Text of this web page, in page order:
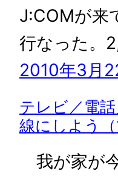
J:COMが来
行なった。
2010年3月
テレビ／電
線にしよう（
我が家が